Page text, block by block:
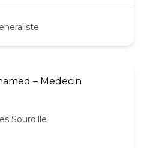
– Medecin
Sourdille